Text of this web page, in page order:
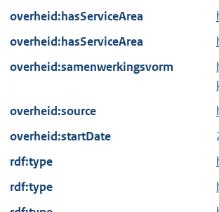
overheid:hasServiceArea
overheid:hasServiceArea
overheid:samenwerkingsvorm
overheid:source
overheid:startDate
rdf:type
x
rdf:type